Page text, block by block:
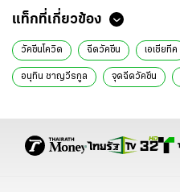
แท็กที่เกี่ยวข้อง
วัคซีนโควิด ฉีดวัคซีน เอเชียทีค
อนุทิน ชาญวีรกูล จุดฉีดวัคซีน